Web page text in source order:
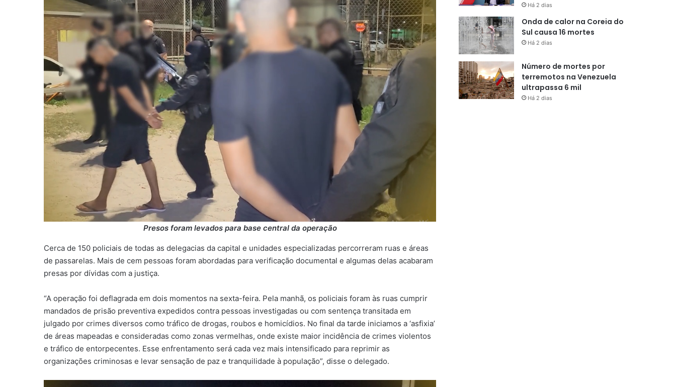
Presos foram levados para base central da operação
Cerca de 150 policiais de todas as delegacias da capital e unidades especializadas percorreram ruas e áreas
de passarelas. Mais de cem pessoas foram abordadas para verificação documental e algumas delas acabaram
presas por dívidas com a justiça.
“A operação foi deflagrada em dois momentos na sexta-feira. Pela manhã, os policiais foram às ruas cumprir
mandados de prisão preventiva expedidos contra pessoas investigadas ou com sentença transitada em
julgado por crimes diversos como tráfico de drogas, roubos e homicídios. No final da tarde iniciamos a ‘asfixia’
de áreas mapeadas e consideradas como zonas vermelhas, onde existe maior incidência de crimes violentos
e tráfico de entorpecentes. Esse enfrentamento será cada vez mais intensificado para reprimir as
organizações criminosas e levar sensação de paz e tranquilidade à população”, disse o delegado.
Há 2 dias
Onda de calor na Coreia do
Sul causa 16 mortes
Há 2 dias
Número de mortes por
terremotos na Venezuela
ultrapassa 6 mil
Há 2 dias